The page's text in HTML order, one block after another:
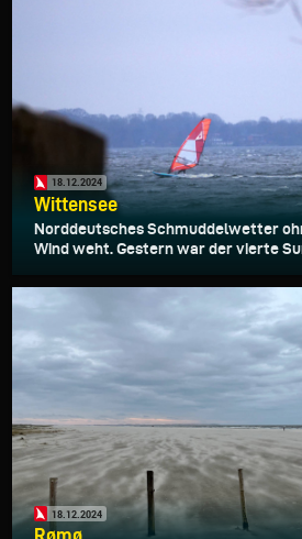
18.12.2024
Wittensee
Norddeutsches Schmuddelwetter
Wind weht. Gestern war der vierte
18.12.2024